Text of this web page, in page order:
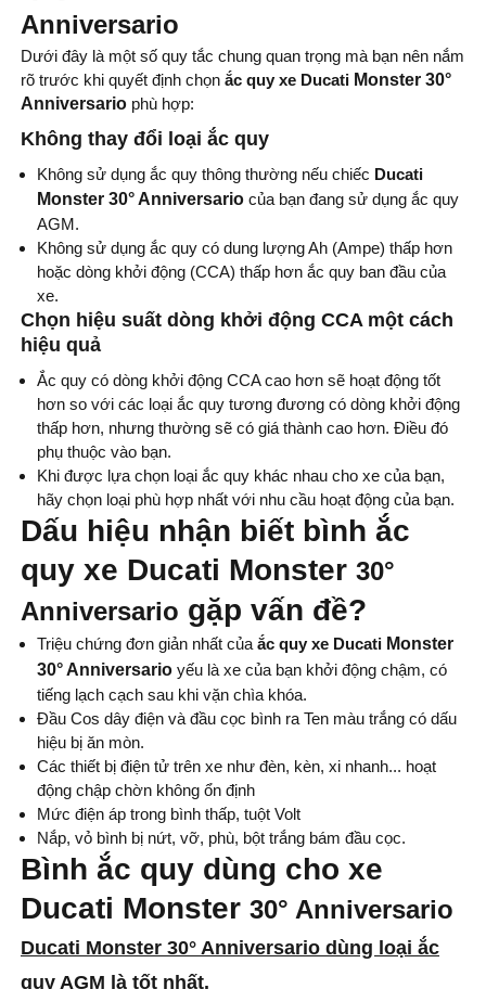
Anniversario
Dưới đây là một số quy tắc chung quan trọng mà bạn nên nắm
rõ trước khi quyết định chọn ắc quy xe Ducati Monster 30°
Anniversario phù hợp:
Không thay đổi loại ắc quy
Không sử dụng ắc quy thông thường nếu chiếc Ducati
Monster 30° Anniversario của bạn đang sử dụng ắc quy
AGM.
Không sử dụng ắc quy có dung lượng Ah (Ampe) thấp hơn
hoặc dòng khởi động (CCA) thấp hơn ắc quy ban đầu của
xe.
Chọn hiệu suất dòng khởi động CCA một cách
hiệu quả
Ắc quy có dòng khởi động CCA cao hơn sẽ hoạt động tốt
hơn so với các loại ắc quy tương đương có dòng khởi động
thấp hơn, nhưng thường sẽ có giá thành cao hơn. Điều đó
phụ thuộc vào bạn.
Khi được lựa chọn loại ắc quy khác nhau cho xe của bạn,
hãy chọn loại phù hợp nhất với nhu cầu hoạt động của bạn.
Dấu hiệu nhận biết bình ắc
quy xe Ducati Monster 30°
Anniversario gặp vấn đề?
Triệu chứng đơn giản nhất của ắc quy xe Ducati Monster
30° Anniversario yếu là xe của bạn khởi động chậm, có
tiếng lạch cạch sau khi vặn chìa khóa.
Đầu Cos dây điện và đầu cọc bình ra Ten màu trắng có dấu
hiệu bị ăn mòn.
Các thiết bị điện tử trên xe như đèn, kèn, xi nhanh... hoạt
động chập chờn không ổn định
Mức điện áp trong bình thấp, tuột Volt
Nắp, vỏ bình bị nứt, vỡ, phù, bột trắng bám đầu cọc.
Bình ắc quy dùng cho xe
Ducati Monster 30° Anniversario
Ducati Monster 30° Anniversario dùng loại ắc
quy AGM là tốt nhất.